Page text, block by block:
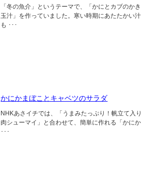
「冬の魚介」というテーマで、「かにとカブのかき
玉汁」を作っていました。寒い時期にあたたかい汁
も ･･･
かにかまぼことキャベツのサラダ
NHKあさイチでは、「うまみたっぷり！帆立て入り
肉シューマイ」と合わせて、簡単に作れる「かにか
･･･